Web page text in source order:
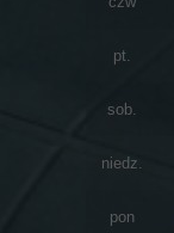
pt.
sob.
niedz.
pon